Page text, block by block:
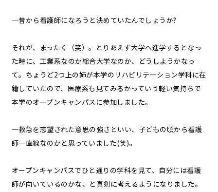
─昔から看護師になろうと決めていたんでしょうか?
それが、まったく（笑）。とりあえず大学へ進学するとなっ
た時に、工業系なのか総合大学なのか、どうしようかなっ
て。ちょうど2つ上の姉が本学のリハビリテーション学科に在
籍していたので、医療系も見てみるかっていう軽い気持ちで
本学のオープンキャンパスに参加しました。
─救急を志望された意思の強さといい、子どもの頃から看護
師一直線なのかと思っていました(笑)。
オープンキャンパスでひと通りの学科を見て、自分には看護
師が向いているのかな、と真剣に考えるようになりました。